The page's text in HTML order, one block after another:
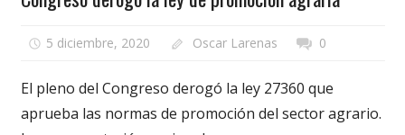
5 diciembre, 2020 Oscar Larenas 0
El pleno del Congreso derogó la ley 27360 que
aprueba las normas de promoción del sector agrario.